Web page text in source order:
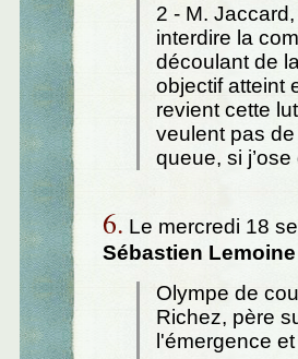
2 - M.
interdire la
découlant de
objectif atteint
revient cette
veulent pas
queue, si j’ose
6. Le mercredi 18
Sébastien Lemoine
Olympe de
Richez, père
l'émergence